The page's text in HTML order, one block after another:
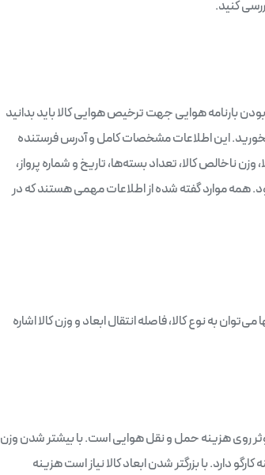
کنید.
بارنامه هوایی جهت ترخیص هوایی کالا باید بدانید
این اطلاعات مشخصات کامل و آدرس فرستنده
ناخالص کالا، تعداد بسته‌ها، تاریخ و شماره پرواز،
همه موارد گفته شده از اطلاعات مهمی هستند که در
به نوع کالا، فاصله انتقال ابعاد و وزن کالا اشاره
روی هزینه حمل و نقل هوایی است. با بیشتر شدن وزن
دارد. با بزرگتر شدن ابعاد کالا نیاز است هزینه